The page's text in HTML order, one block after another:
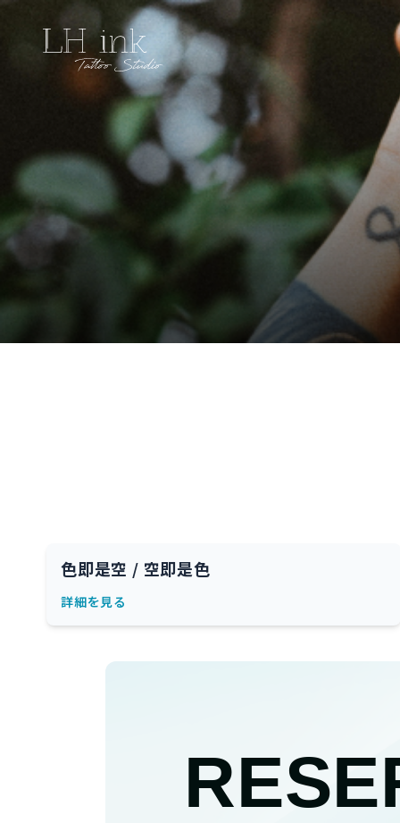
色即是空 / 空即是色
詳細を見る